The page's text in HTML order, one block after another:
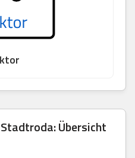
Übersicht